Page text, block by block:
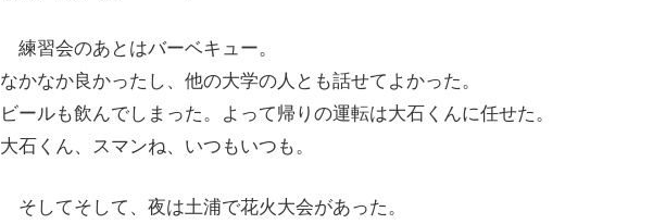
練習会のあとはバーベキュー。
なかなか良かったし、他の大学の人とも話せてよかった。
ビールも飲んでしまった。よって帰りの運転は大石くんに任せた。
大石くん、スマンね、いつもいつも。
そしてそして、夜は土浦で花火大会があった。